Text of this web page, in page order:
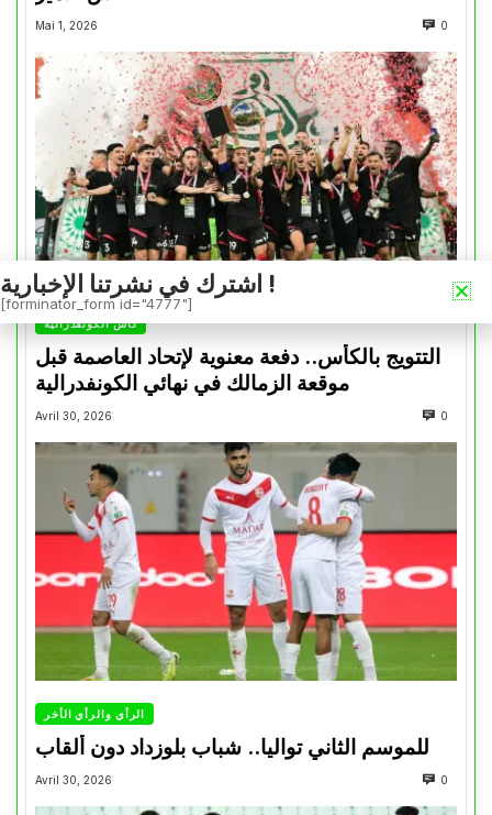
Mai 1, 2026 0
كأس الكونفدرالية
التتويج بالكأس.. دفعة معنوية لإتحاد العاصمة قبل
موقعة الزمالك في نهائي الكونفدرالية
Avril 30, 2026 0
الرأي والرأي الأخر
للموسم الثاني تواليا.. شباب بلوزداد دون ألقاب
Avril 30, 2026 0
اشترك في نشرتنا الإخبارية !
[forminator_form id="4777"]